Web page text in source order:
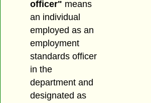
officer" means
an individual
employed as an
employment
standards officer
in the
department and
designated as